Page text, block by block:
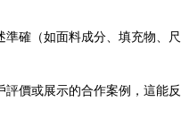
準確（如面料成分、填充物、尺
評價或展示的合作案例，這能反